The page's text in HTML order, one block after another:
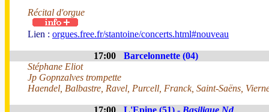
Récital d'orgue
Lien : orgues.free.fr/stantoine/concerts.html#nouveau
17:00
Barcelonnette (04)
Stéphane Eliot
Jp Gopnzalves trompette
Haendel, Balbastre, Ravel, Purcell, Franck, Saint-Saëns,
17:00 L'Epine (51) - Basilique Nd